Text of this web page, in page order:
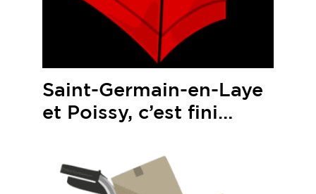
Saint-Germain-en-Laye
et Poissy, c’est fini…